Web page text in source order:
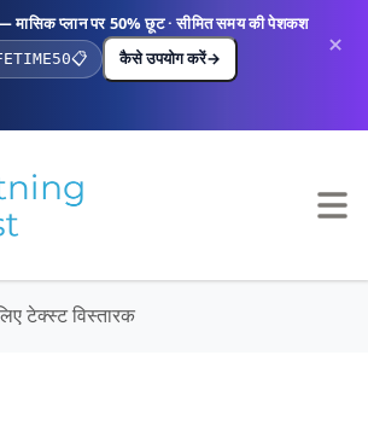
मासिक प्लान पर 50% छूट · सीमित समय की पेशकश
📋 कैसे उपयोग करें→ ×
टेक्स्ट विस्तारक